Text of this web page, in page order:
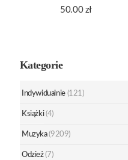
50.00 zł
Kategorie
Indywidualnie (121)
Książki (4)
Muzyka (9209)
Odzież (7)